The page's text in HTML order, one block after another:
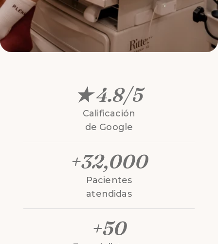
★ 4.8/5
Calificación
de Google
+32,000
Pacientes
atendidas
+50